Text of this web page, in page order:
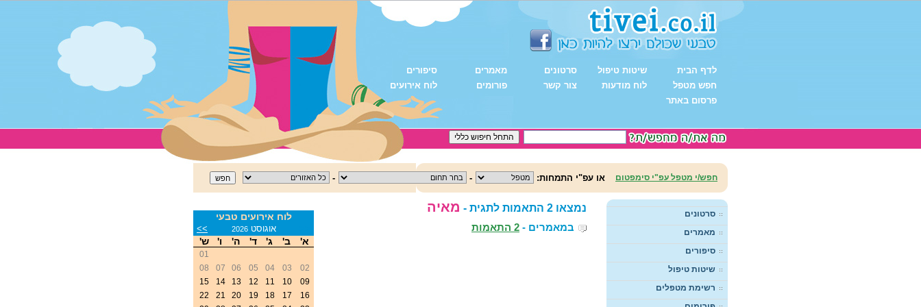
לדף הבית שיטות טיפול סרטונים מאמרים
סיפורים
חפש מטפל
לוח מודעות צור קשר פורומים
לוח אירועים
פרסום באתר
חפש/י מטפל עפ"י סימפטום או עפ"י התמחות: -
-
סרטונים
מאמרים
סיפורים
שיטות טיפול
רשימת מטפלים
נמצאו 2 התאמות לתגית - מאיה
במאמרים - 2 התאמות
לוח אירועים טבעי
אוגוסט2026
>>
א' ב' ג' ד' ה' ו' ש'
01
02
03
04
05
06
07
08
09
10
11
12
13
14
15
16
17
18
19
20
21
22